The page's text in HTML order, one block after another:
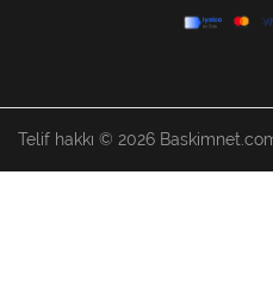
Telif hakkı © 2026